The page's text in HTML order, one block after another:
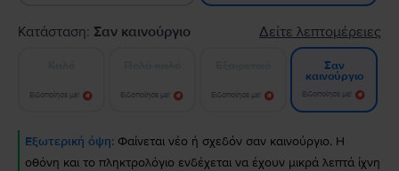
Κατάσταση: Σαν καινούργιο Δείτε λεπτομέρειες
Ειδοποίησε με! Ειδοποίησε με! Ειδοποίησε με!
Σαν
καινούργιο
Ειδοποίησε με!
Εξωτερική όψη: Φαίνεται νέο ή σχεδόν σαν καινούργιο. Η
οθόνη και το πληκτρολόγιο ενδέχεται να έχουν μικρά λεπτά ίχνη